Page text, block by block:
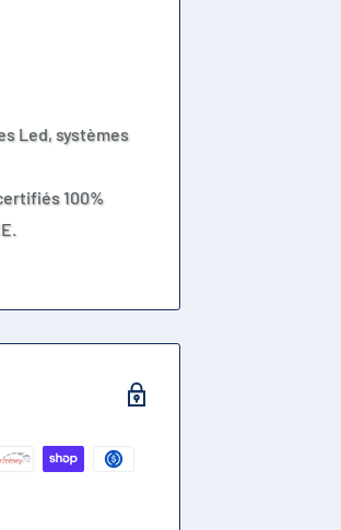
Led, systèmes
100%